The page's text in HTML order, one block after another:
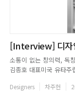
[Interview] 디자
소통이 없는 창의력, 독
김종호 대표미국 유타
국해서 1999년 디자인
Designers 차주헌